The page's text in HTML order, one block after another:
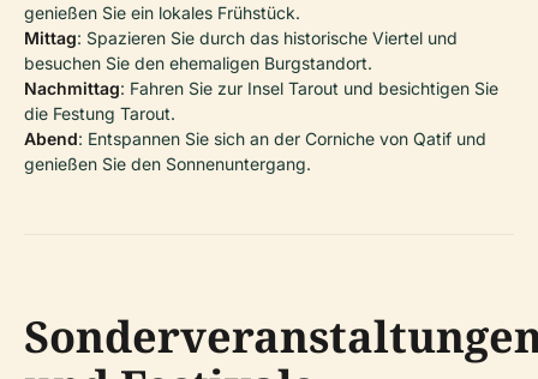
genießen Sie ein lokales Frühstück.
Mittag: Spazieren Sie durch das historische Viertel und
besuchen Sie den ehemaligen Burgstandort.
Nachmittag: Fahren Sie zur Insel Tarout und besichtigen Sie
die Festung Tarout.
Abend: Entspannen Sie sich an der Corniche von Qatif und
genießen Sie den Sonnenuntergang.